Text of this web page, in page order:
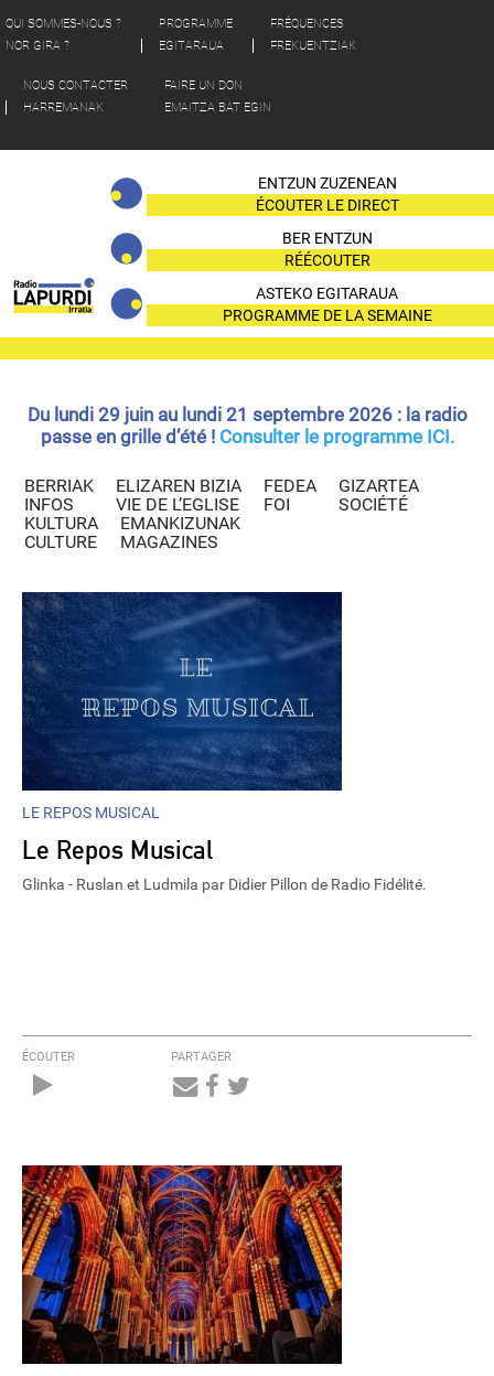
QUI SOMMES-NOUS ?
NOR GIRA ?
PROGRAMME
EGITARAUA
FRÉQUENCES
FREKUENTZIAK
NOUS CONTACTER
HARREMANAK
FAIRE UN DON
EMAITZA BAT EGIN
ENTZUN ZUZENEAN
ÉCOUTER LE DIRECT
BER ENTZUN
RÉÉCOUTER
ASTEKO EGITARAUA
PROGRAMME DE LA SEMAINE
Du lundi 29 juin au lundi 21 septembre 2026 : la radio
passe en grille d’été ! Consulter le programme ICI.
BERRIAK
INFOS
ELIZAREN BIZIA
VIE DE L’EGLISE
FEDEA
FOI
GIZARTEA
SOCIÉTÉ
KULTURA
CULTURE
EMANKIZUNAK
MAGAZINES
LE REPOS MUSICAL
Le Repos Musical
Glinka - Ruslan et Ludmila par Didier Pillon de Radio Fidélité.
ÉCOUTER PARTAGER